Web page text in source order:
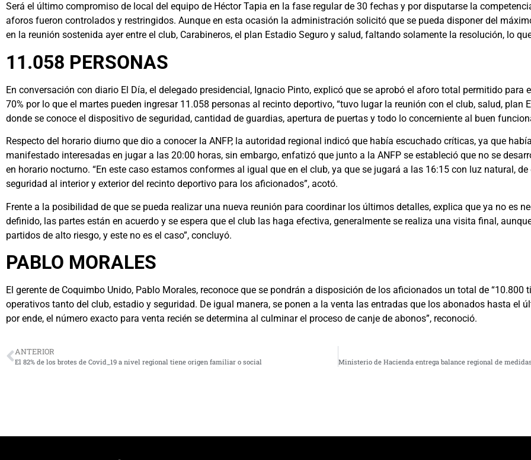
Será el último compromiso de local del equipo de Héctor Tapia en la fase regular de 30 fechas y por disputarse la
aforos fueron controlados y restringidos. Aunque en esta ocasión la administración solicitó que se pueda disponer del
en la reunión sostenida ayer entre el club, Carabineros, el plan Estadio Seguro y salud, faltando solamente la resolución, lo
11.058 PERSONAS
En conversación con diario El Día, el delegado presidencial, Ignacio Pinto, explicó que se aprobó el aforo total permitido para
70% por lo que el martes pueden ingresar 11.058 personas al recinto deportivo, “tuvo lugar la reunión con el club, salud, plan
donde se conoce el dispositivo de seguridad, cantidad de guardias, apertura de puertas y todo lo concerniente al buen
Respecto del horario diurno que dio a conocer la ANFP, la autoridad regional indicó que había escuchado críticas, ya que
manifestado interesadas en jugar a las 20:00 horas, sin embargo, enfatizó que junto a la ANFP se estableció que no se
en horario nocturno. “En este caso estamos conformes al igual que en el club, ya que se jugará a las 16:15 con luz natural,
seguridad al interior y exterior del recinto deportivo para los aficionados”, acotó.
Frente a la posibilidad de que se pueda realizar una nueva reunión para coordinar los últimos detalles, explica que ya no es
definido, las partes están en acuerdo y se espera que el club las haga efectiva, generalmente se realiza una visita final,
partidos de alto riesgo, y este no es el caso”, concluyó.
PABLO MORALES
El gerente de Coquimbo Unido, Pablo Morales, reconoce que se pondrán a disposición de los aficionados un total de “10.800
operativos tanto del club, estadio y seguridad. De igual manera, se ponen a la venta las entradas que los abonados hasta el
por ende, el número exacto para venta recién se determina al culminar el proceso de canje de abonos”, reconoció.
ANTERIOR
El 82% de los brotes de Covid_19 a nivel regional tiene origen familiar o social